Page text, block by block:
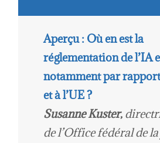
Aperçu : Où en est la
réglementation de l’IA
notamment par rapport
et à l’UE ?
Susanne Kuster,
de l’Office fédéral de